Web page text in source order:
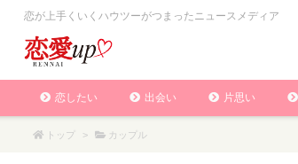
恋が上手くいくハウツーがつまったニュースメディア
恋したい 出会い 片思い
トップ > カップル